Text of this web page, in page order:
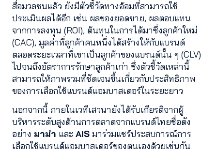
สื่อมวลชนแล้ว ยังมีตัวชี้วัดทางอ้อมที่สามารถใช้
ประเมินผลได้อีก เช่น ผลของยอดขาย, ผลตอบแทน
จากการลงทุน (ROI), ต้นทุนในการได้มาซึ่งลูกค้าใหม่
(CAC), มูลค่าที่ลูกค้าคนหนึ่งได้สร้างให้กับแบรนด์
ตลอดระยะเวลาที่เขาเป็นลูกค้าของแบรนด์นั้น ๆ (CLV)
ไปจนถึงอัตราการรักษาลูกค้าเก่า ซึ่งตัวชี้วัดเหล่านี้
สามารถให้ภาพรวมที่ชัดเจนขึ้นเกี่ยวกับประสิทธิภาพ
ของการเลือกใช้แบรนด์แอมบาสเดอร์ในระยะยาว
นอกจากนี้ ภายในเวทีเสวนายังได้รับเกียรติจากผู้
บริหารระดับสูงด้านการตลาดจากแบรนด์ไทยชื่อดัง
อย่าง มาม่า และ AIS มาร่วมแชร์ประสบการณ์การ
เลือกใช้แบรนด์แอมบาสเดอร์ของตนเองด้วยเช่นกัน